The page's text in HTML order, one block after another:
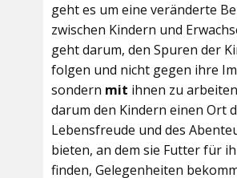
geht es um eine veränderte
zwischen Kindern und
geht darum, den Spuren der
folgen und nicht gegen ihre
sondern mit ihnen zu
darum den Kindern einen Ort
Lebensfreude und des
bieten, an dem sie Futter für
finden, Gelegenheiten